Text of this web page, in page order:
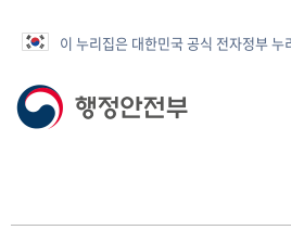
이 누리집은 대한민국 공식 전자정부 누